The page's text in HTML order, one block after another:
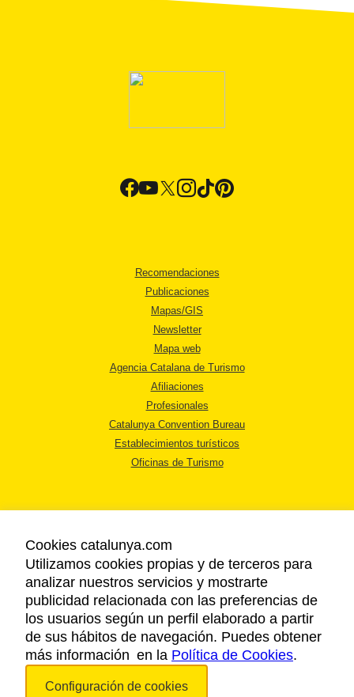
Recomendaciones
Publicaciones
Mapas/GIS
Newsletter
Mapa web
Agencia Catalana de Turismo
Afiliaciones
Profesionales
Catalunya Convention Bureau
Establecimientos turísticos
Oficinas de Turismo
AVISO LEGAL
POLÍTICA DE PRIVACIDAD
COOKIES
ACCESSIBILIDAD
Copyright © 2026. Agencia Catalana de Turismo. Todos los derechos
Cookies catalunya.com
Utilizamos cookies propias y de terceros para
analizar nuestros servicios y mostrarte
publicidad relacionada con las preferencias de
los usuarios según un perfil elaborado a partir
de sus hábitos de navegación. Puedes obtener
más información en la Política de Cookies.
Configuración de cookies